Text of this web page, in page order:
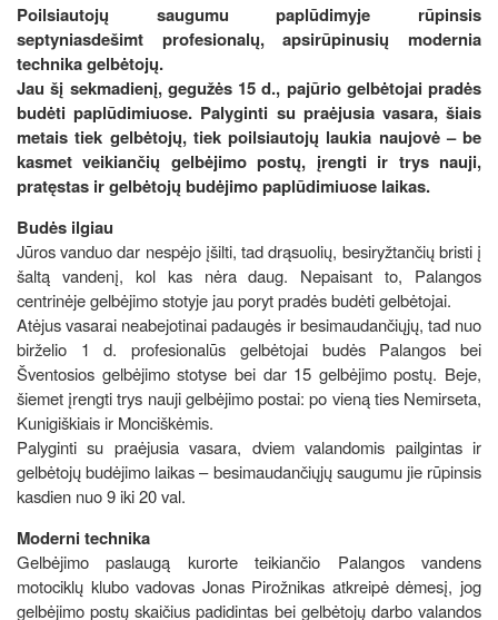
Poilsiautojų saugumu paplūdimyje rūpinsis
septyniasdešimt profesionalų, apsirūpinusių modernia
technika gelbėtojų.
Jau šį sekmadienį, gegužės 15 d., pajūrio gelbėtojai pradės
budėti paplūdimiuose. Palyginti su praėjusia vasara, šiais
metais tiek gelbėtojų, tiek poilsiautojų laukia naujovė – be
kasmet veikiančių gelbėjimo postų, įrengti ir trys nauji,
pratęstas ir gelbėtojų budėjimo paplūdimiuose laikas.
Budės ilgiau
Jūros vanduo dar nespėjo įšilti, tad drąsuolių, besiryžtančių bristi į
šaltą vandenį, kol kas nėra daug. Nepaisant to, Palangos
centrinėje gelbėjimo stotyje jau poryt pradės budėti gelbėtojai.
Atėjus vasarai neabejotinai padaugės ir besimaudančiųjų, tad nuo
birželio 1 d. profesionalūs gelbėtojai budės Palangos bei
Šventosios gelbėjimo stotyse bei dar 15 gelbėjimo postų. Beje,
šiemet įrengti trys nauji gelbėjimo postai: po vieną ties Nemirseta,
Kunigiškiais ir Monciškėmis.
Palyginti su praėjusia vasara, dviem valandomis pailgintas ir
gelbėtojų budėjimo laikas – besimaudančiųjų saugumu jie rūpinsis
kasdien nuo 9 iki 20 val.
Moderni technika
Gelbėjimo paslaugą kurorte teikiančio Palangos vandens
motociklų klubo vadovas Jonas Pirožnikas atkreipė dėmesį, jog
gelbėjimo postų skaičius padidintas bei gelbėtojų darbo valandos